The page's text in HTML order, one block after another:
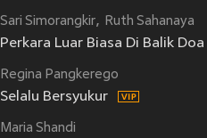
Sari Simorangkir Ruth Sahanaya
Perkara Luar Biasa Di Balik Doa
Regina Pangkerego
Selalu Bersyukur
Maria Shandi